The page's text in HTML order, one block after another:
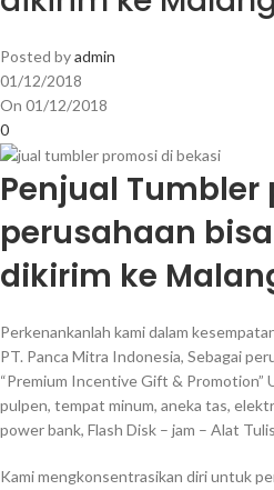
Posted byadmin
01/12/2018
On 01/12/2018
0
Penjual Tumbler
perusahaan
dikirim ke
Perkenankanlah kami dalam
PT. Panca Mitra Indonesia, Sebagai
“Premium Incentive Gift &
pulpen, tempat minum, aneka tas,
power bank, Flash Disk – jam – Alat
Kami mengkonsentrasikan diri untuk